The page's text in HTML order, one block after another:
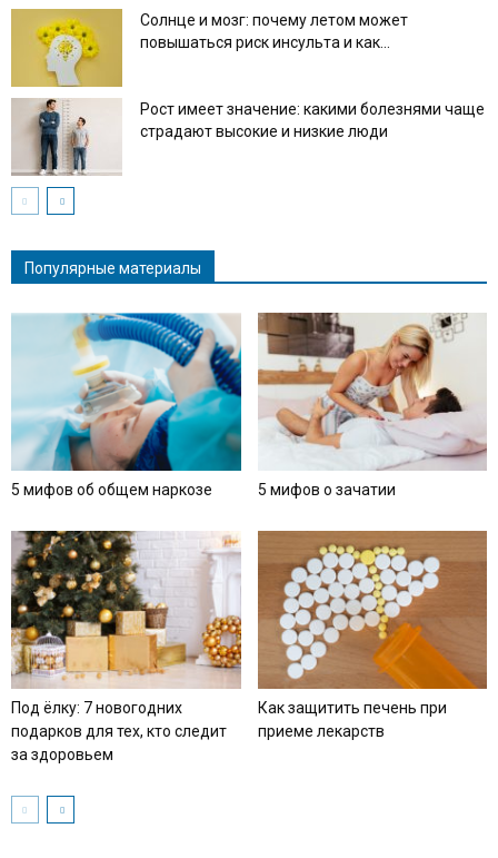
Солнце и мозг: почему летом может
повышаться риск инсульта и как...
Рост имеет значение: какими болезнями чаще
страдают высокие и низкие люди
Популярные материалы
5 мифов об общем наркозе 5 мифов о зачатии
Под ёлку: 7 новогодних
подарков для тех, кто следит
за здоровьем
Как защитить печень при
приеме лекарств